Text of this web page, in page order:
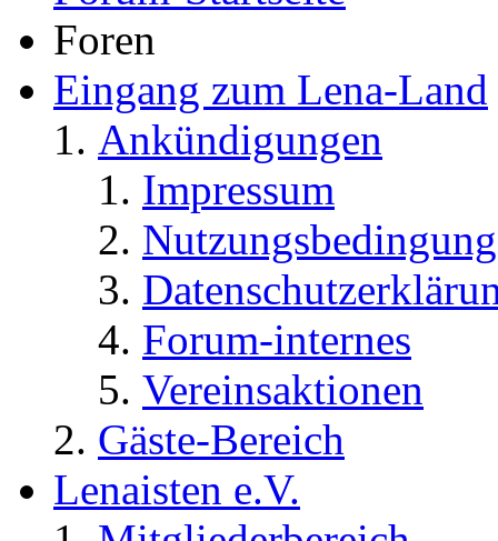
Foren
Eingang zum Lena-Land
Ankündigungen
Impressum
Forum-internes
Vereinsaktionen
Gäste-Bereich
Lenaisten e.V.